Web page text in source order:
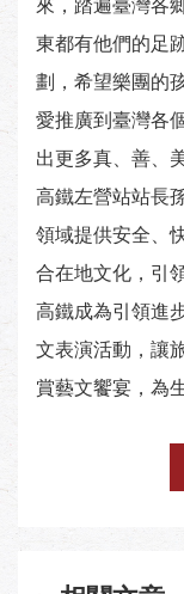
東都有他們的足
劃，希望樂團的
愛推廣到臺灣各
出更多真、善、
高鐵左營站站長
領域提供安全、
合在地文化，引
高鐵成為引領進
文表演活動，讓
賞藝文饗宴，為